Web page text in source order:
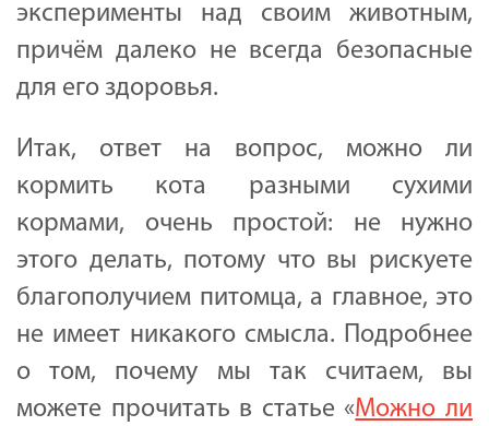
эксперименты над своим животным,
причём далеко не всегда безопасные
для его здоровья.
Итак, ответ на вопрос, можно ли
кормить кота разными сухими
кормами, очень простой: не нужно
этого делать, потому что вы рискуете
благополучием питомца, а главное, это
не имеет никакого смысла. Подробнее
о том, почему мы так считаем, вы
можете прочитать в статье «Можно ли